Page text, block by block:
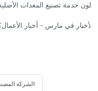
كيفية
مقابل الأواني غير
الشركة